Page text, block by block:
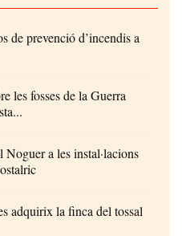
de prevenció d’incendis a
les fosses de la Guerra
a les instal·lacions
adquirix la finca del tossal